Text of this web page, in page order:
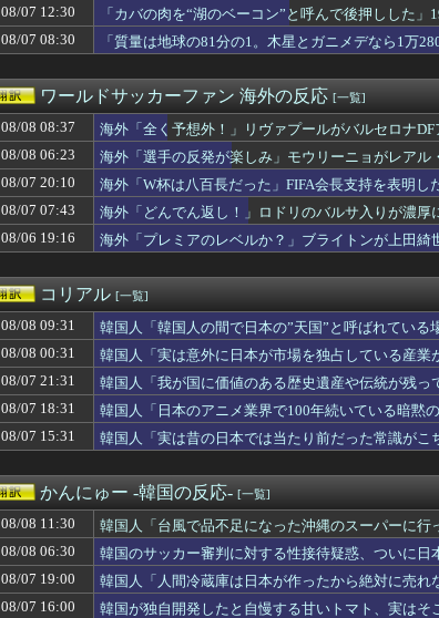
【海外の反応】日本のウェブサイトって質の低いものが多い気が
【朗報】韓国人「日本の花火大会、空の様子がおかしい」
『大谷翔平』効果でドジャースの昨年の収益が10億ドルを突破し
韓国人「韓国サッカー性接待に日本人審判も接待受けたみたいだよ
韓国人「韓国に10年間の出場権剥奪や過去ワールドカップ、オリ
海外「彼らこそ真のヒーローだ！」手術中に大地震が起きた熊本
【GAME】「Halo Studios」のレイオフ発覚で物議！海外ゲーマー
「日本の地方にある中古品店に行ってレトロ品を探してみた」海
海外「W杯は八百長だった」FIFA会長支持を表明したサッカー協
中国人「日本は外国人を調教してしまうすごい国」 中国人「日
外国人「日本のアニメに出てくるネコｗｗｗ」（海外の反応）
海外「誰の仕業だ？」日本で盗まれた銅像に海外びっくり仰天！
【衝撃】韓国人「日本の軽トラ、原型どこ行った」
大谷翔平がアンバサダーに就任した企業に世界が騒然！←「酷い
アメリカ人「お前らの学校ではどんな理由で退学者が出た？？」
ホルムズ騒動で原油価格が跳ねる！庶民の財布は泣きっ面？（海
球場裏で始まった乱闘ごっこ、グラブと帽子を投げ捨てて突っ込
【海外の反応】米番記者「ドジャースは大谷翔平株式会社だ」【
韓国人「人間冷蔵庫は日本が作ったから絶対に売れないと思った
【海外の反応】放置されていた40年前の日産のミニバンを動かし
『ジャイアントお嬢様』ティザービジュアル公開「これぞ究極の
「死後10年でいちばん多く子どもを産んだ女性に、全財産を渡す
物価高の日本で長打の列ができたセールに世界が騒然！←「我が
韓国人「韓国人の日本への好感度が最高記録を達成した理由」
日本政府が永住権要件を厳格化した狙い（海外の反応）
韓国人「韓国サッカー協会の性接待問題のとんでもない言い訳
#韓国質問サイト 『韓国は光復した？独立した？』、『光が戻
「身内だけの集まりだから」結婚4年の妻を外した食事会、その
08/07 12:30
「カバの肉を“湖のベーコン”と呼んで後押しした
08/07 08:30
「質量は地球の81分の1。木星とガニメデなら1万
ワールドサッカーファン 海外の反応 [一覧]
08/08 08:37
海外「全く予想外！」リヴァプールがバルセロナ
08/08 06:23
海外「選手の反発が楽しみ」モウリーニョがレアル
08/07 20:10
海外「W杯は八百長だった」FIFA会長支持を表明し
08/07 07:43
海外「どんでん返し！」ロドリのバルサ入りが濃厚
08/06 19:16
海外「プレミアのレベルか？」ブライトンが上田綺
コリアル [一覧]
08/08 09:31
韓国人「韓国人の間で日本の”天国”と呼ばれている
08/08 00:31
韓国人「実は意外に日本が市場を独占している産業
08/07 21:31
韓国人「我が国に価値のある歴史遺産や伝統が残っ
08/07 18:31
韓国人「日本のアニメ業界で100年続いている暗黙
08/07 15:31
韓国人「実は昔の日本では当たり前だった常識がこ
かんにゅー -韓国の反応- [一覧]
08/08 11:30
韓国人「台風で品不足になった沖縄のスーパーに
08/08 06:30
韓国のサッカー審判に対する性接待疑惑、ついに
08/07 19:00
韓国人「人間冷蔵庫は日本が作ったから絶対に売
08/07 16:00
韓国が独自開発したと自慢する甘いトマト、実は